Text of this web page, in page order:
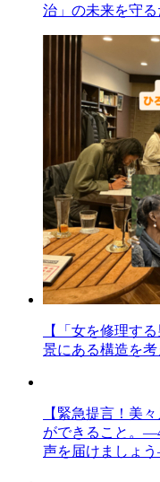
治」の未来を守る
【「女を修理す
景にある構造を考
【緊急提言！美
ができること。
声を届けましょう